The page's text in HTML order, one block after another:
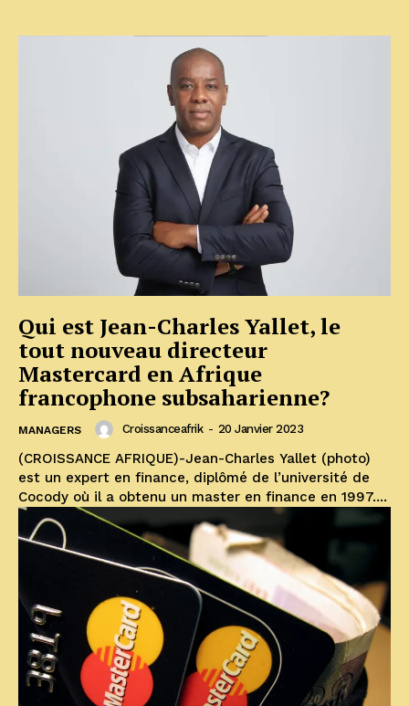
Qui est Jean-Charles Yallet, le
tout nouveau directeur
Mastercard en Afrique
francophone subsaharienne?
MANAGERS Croissanceafrik - 20 Janvier 2023
(CROISSANCE AFRIQUE)-Jean-Charles Yallet (photo)
est un expert en finance, diplômé de l’université de
Cocody où il a obtenu un master en finance en 1997....